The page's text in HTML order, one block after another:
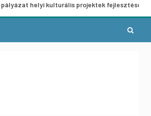
kulturális projektek fejlesztésére